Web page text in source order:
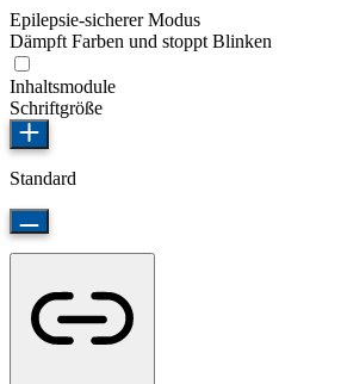
Epilepsie-sicherer Modus
Dämpft Farben und stoppt Blinken
Inhaltsmodule
Schriftgröße
Standard